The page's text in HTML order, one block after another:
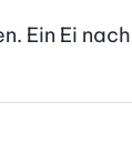
Ein Ei